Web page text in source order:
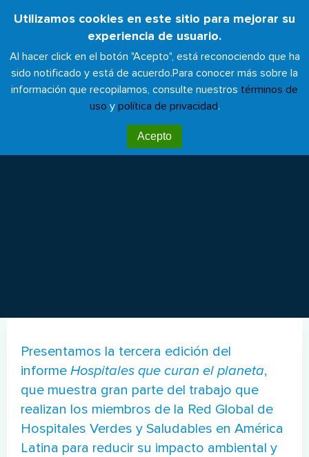
Utilizamos cookies en este sitio para mejorar su
experiencia de usuario.
Al hacer click en el botón "Acepto", está reconociendo que ha
sido notificado y está de acuerdo.Para conocer más sobre la
información que recopilamos, consulte nuestros términos de
uso y política de privacidad.
Acepto
principal
Toggle
Hospitales que curan el
planeta 2019
Presentamos la tercera edición del
informe Hospitales que curan el planeta,
que muestra gran parte del trabajo que
realizan los miembros de la Red Global de
Hospitales Verdes y Saludables en América
Latina para reducir su impacto ambiental y